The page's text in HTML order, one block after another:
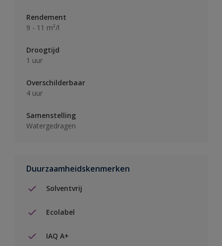
Rendement
9 - 11 m²/l
Droogtijd
1 uur
Overschilderbaar
4 uur
Samenstelling
Watergedragen
Duurzaamheidskenmerken
Solventvrij
Ecolabel
IAQ A+